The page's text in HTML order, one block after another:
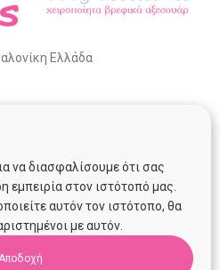
Ελλάδα
να διασφαλίσουμε ότι σας
στον ιστότοπό μας.
αυτόν τον ιστότοπο, θα
με αυτόν.